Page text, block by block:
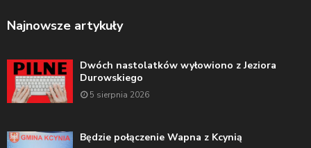
Najnowsze artykuły
Dwóch nastolatków wyłowiono z Jeziora
Durowskiego
5 sierpnia 2026
Będzie połączenie Wapna z Kcynią